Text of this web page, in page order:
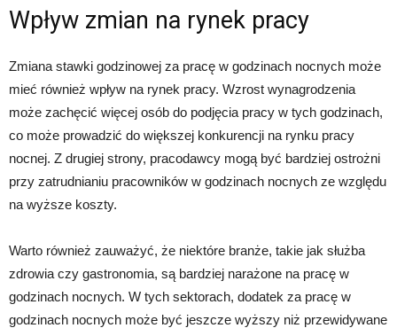
Wpływ zmian na rynek pracy
Zmiana stawki godzinowej za pracę w godzinach nocnych może
mieć również wpływ na rynek pracy. Wzrost wynagrodzenia
może zachęcić więcej osób do podjęcia pracy w tych godzinach,
co może prowadzić do większej konkurencji na rynku pracy
nocnej. Z drugiej strony, pracodawcy mogą być bardziej ostrożni
przy zatrudnianiu pracowników w godzinach nocnych ze względu
na wyższe koszty.
Warto również zauważyć, że niektóre branże, takie jak służba
zdrowia czy gastronomia, są bardziej narażone na pracę w
godzinach nocnych. W tych sektorach, dodatek za pracę w
godzinach nocnych może być jeszcze wyższy niż przewidywane